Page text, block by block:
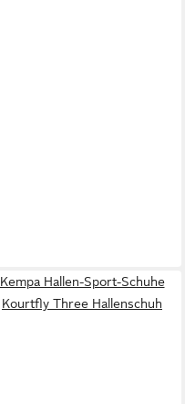
Kempa Hallen-Sport-Schuhe
Kourtfly Three Hallenschuh